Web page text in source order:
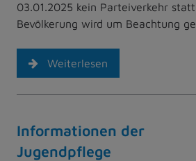
03.01.2025 kein Parteiverkehr
Bevölkerung wird um Beachtung
Weiterlesen
Informationen der
Jugendpflege